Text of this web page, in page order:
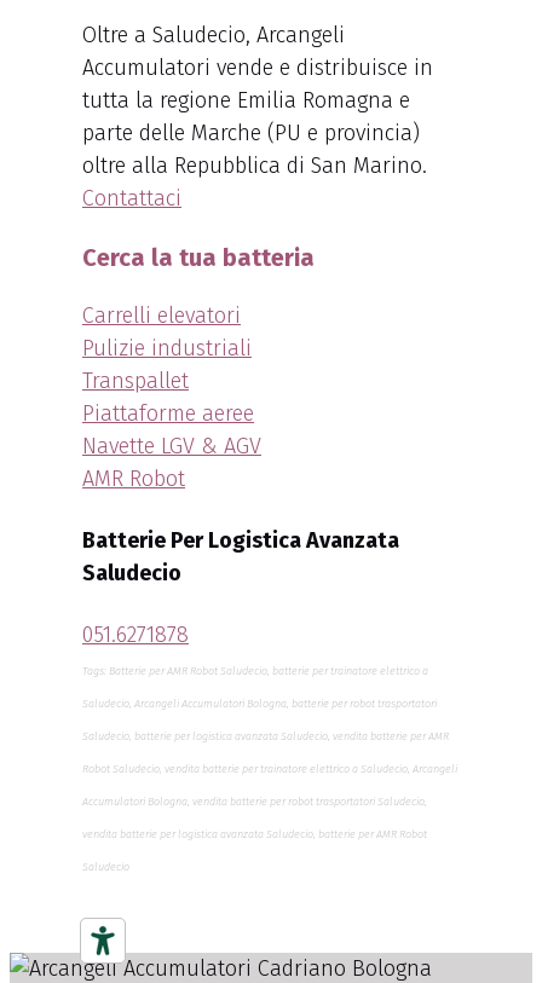
Oltre a Saludecio, Arcangeli
Accumulatori vende e distribuisce in
tutta la regione Emilia Romagna e
parte delle Marche (PU e provincia)
oltre alla Repubblica di San Marino.
Contattaci
Cerca la tua batteria
Carrelli elevatori
Pulizie industriali
Transpallet
Piattaforme aeree
Navette LGV & AGV
AMR Robot
Batterie Per Logistica Avanzata
Saludecio
051.6271878
Tags: Batterie per AMR Robot Saludecio, batterie per trainatore elettrico a
Saludecio, Arcangeli Accumulatori Bologna, batterie per robot trasportatori
Saludecio, batterie per logistica avanzata Saludecio, vendita batterie per AMR
Robot Saludecio, vendita batterie per trainatore elettrico a Saludecio, Arcangeli
Accumulatori Bologna, vendita batterie per robot trasportatori Saludecio,
vendita batterie per logistica avanzata Saludecio, batterie per AMR Robot
Saludecio